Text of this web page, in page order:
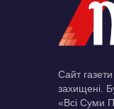
Сайт
захищені.
«Всі Суми